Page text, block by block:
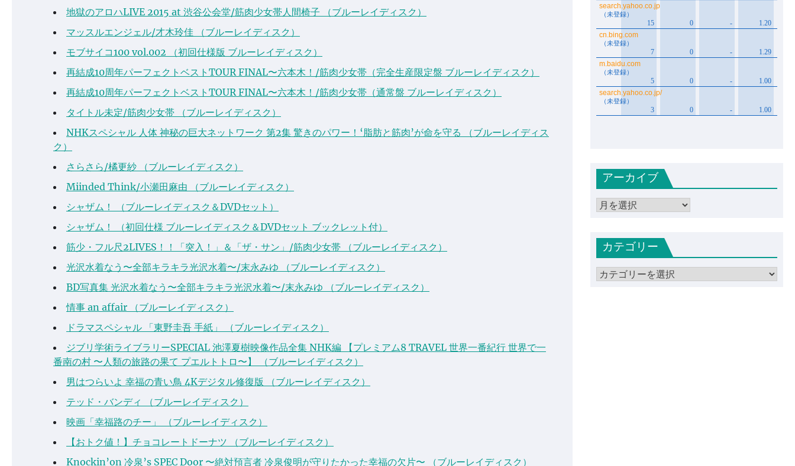
地獄のアロハLIVE 2015 at 渋谷公会堂/筋肉少女帯人間椅子 （ブルーレイディスク）
マッスルエンジェル/才木玲佳 （ブルーレイディスク）
モブサイコ100 vol.002 （初回仕様版 ブルーレイディスク）
再結成10周年パーフェクトベストTOUR FINAL〜六本木！/筋肉少女帯（完全生産限定盤 ブルーレイディスク）
再結成10周年パーフェクトベストTOUR FINAL〜六本木！/筋肉少女帯（通常盤 ブルーレイディスク）
タイトル未定/筋肉少女帯 （ブルーレイディスク）
NHKスペシャル 人体 神秘の巨大ネットワーク 第2集 驚きのパワー！‘脂肪と筋肉’が命を守る （ブルーレイディス
ク）
さらさら/橘更紗 （ブルーレイディスク）
Miinded Think/小瀬田麻由 （ブルーレイディスク）
シャザム！ （ブルーレイディスク＆DVDセット）
シャザム！ （初回仕様 ブルーレイディスク＆DVDセット ブックレット付）
筋少・フル尺2LIVES！！「突入！」＆「ザ・サン」/筋肉少女帯 （ブルーレイディスク）
光沢水着なう〜全部キラキラ光沢水着〜/末永みゆ （ブルーレイディスク）
BD写真集 光沢水着なう〜全部キラキラ光沢水着〜/末永みゆ （ブルーレイディスク）
情事 an affair （ブルーレイディスク）
ドラマスペシャル 「東野圭吾 手紙」 （ブルーレイディスク）
ジブリ学術ライブラリーSPECIAL 池澤夏樹映像作品全集 NHK編 【プレミアム8 TRAVEL 世界一番紀行 世界で一
番南の村 〜人類の旅路の果て プエルトトロ〜】 （ブルーレイディスク）
男はつらいよ 幸福の青い鳥 4Kデジタル修復版 （ブルーレイディスク）
テッド・バンディ （ブルーレイディスク）
映画「幸福路のチー」 （ブルーレイディスク）
【おトク値！】チョコレートドーナツ （ブルーレイディスク）
Knockin’on 冷泉’s SPEC Door 〜絶対預言者 冷泉俊明が守りたかった幸福の欠片〜 （ブルーレイディスク）
アーカイブ
ア
イ
ブ
カテゴリー
カ